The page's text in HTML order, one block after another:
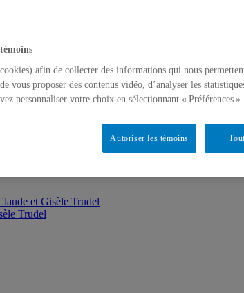
et Gisèle Trudel
Trudel
afin de collecter des informations qui nous
vous proposer des contenus vidéo, d’analyser les
personnaliser votre choix en sélectionnant « Préférences ».
Autoriser les témoins